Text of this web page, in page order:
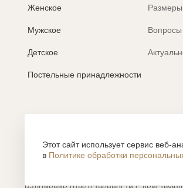
Женское
Мужское
Детское
Постельные принадлежности
Размеры
Согласие на обработку персональных
Все содержание, представленное или
Этот сайт использует сервис веб-
в Политике обработки